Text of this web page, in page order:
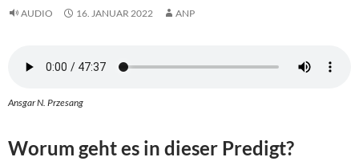
AUDIO 16. JANUAR 2022 ANP
Ansgar N. Przesang
Worum geht es in dieser Predigt?